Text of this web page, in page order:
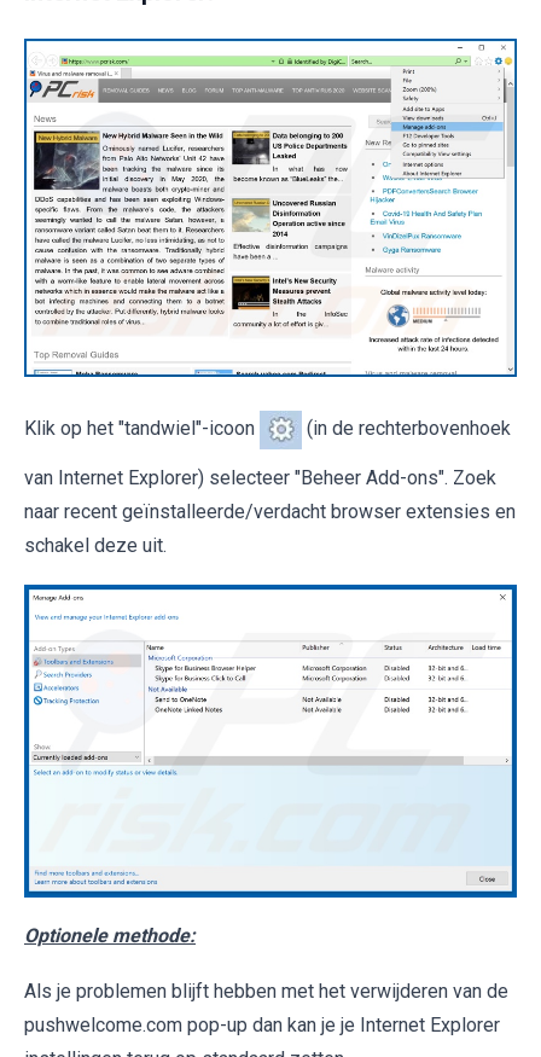
Klik op het "tandwiel"-icoon (in de rechterbovenhoek
van Internet Explorer) selecteer "Beheer Add-ons". Zoek
naar recent geïnstalleerde/verdacht browser extensies en
schakel deze uit.
Optionele methode:
Als je problemen blijft hebben met het verwijderen van de
pushwelcome.com pop-up dan kan je je Internet Explorer